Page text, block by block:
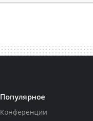
Популярное
Конференции